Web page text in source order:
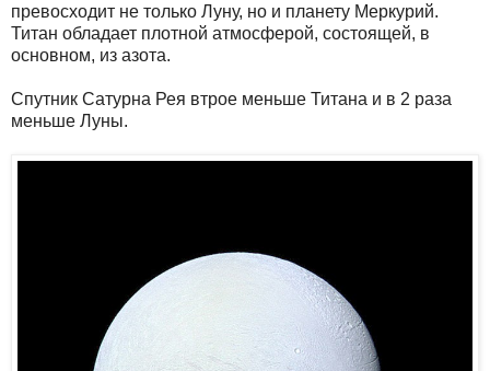
превосходит не только Луну, но и планету Меркурий.
Титан обладает плотной атмосферой, состоящей, в
основном, из азота.
Спутник Сатурна Рея втрое меньше Титана и в 2 раза
меньше Луны.